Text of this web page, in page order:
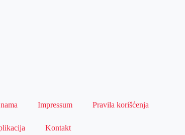
Impressum Pravila korišćenja
Kontakt